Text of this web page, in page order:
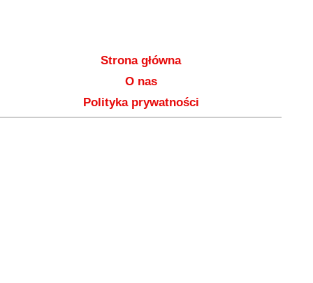
Strona główna
O nas
Polityka prywatności